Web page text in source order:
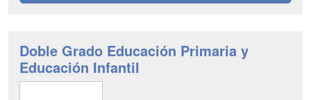
Doble Grado Educación Primaria y
Educación Infantil